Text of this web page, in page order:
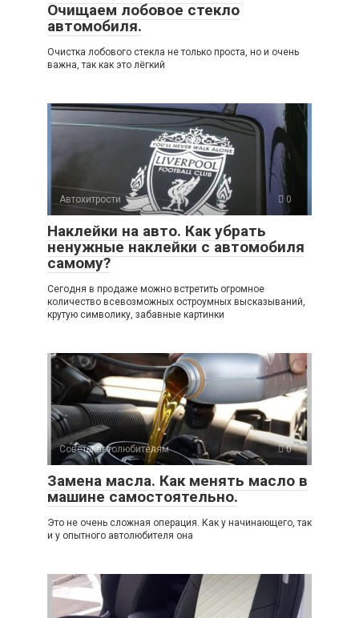
Очищаем лобовое стекло
автомобиля.
Очистка лобового стекла не только проста, но и очень
важна, так как это лёгкий
Автохитрости 0
Наклейки на авто. Как убрать
ненужные наклейки с автомобиля
самому?
Сегодня в продаже можно встретить огромное
количество всевозможных остроумных высказываний,
крутую символику, забавные картинки
Советы автолюбителям 0
Замена масла. Как менять масло в
машине самостоятельно.
Это не очень сложная операция. Как у начинающего, так
и у опытного автолюбителя она